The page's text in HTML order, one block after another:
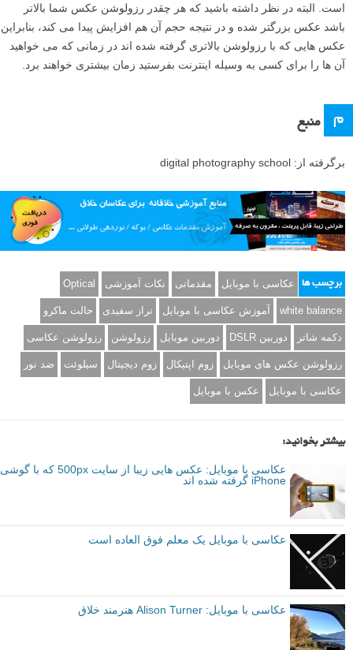
است. البته در نظر داشته باشید که هر چقدر رزولوشن عکس شما بالاتر
باشد عکس بزرگتر شده و در نتیجه حجم آن هم افزایش پیدا می کند، بنابراین
عکس هایی که با رزولوشن بالاتری گرفته شده اند در زمانی که می خواهید
آن ها را برای کسی به وسیله اینترنت بفرستید زمان بیشتری خواهند برد.
م منبع
برگرفته از: digital photography school
برچسب ها عکاسی با موبایل مقدماتی نکات آموزشی Optical
white balance آموزش عکاسی با موبایل تراز سفیدی حالت ماکرو
دکمه شاتر دوربین DSLR دوربین موبایل رزولوشن رزولوشن عکاسی
رزولوشن عکس های موبایل زوم اپتیکال زوم دیجیتال سیلوئت ضد نور
عکاسی با موبایل عکس با موبایل
بیشتر بخوانید:
عکاسی با موبایل: عکس هایی زیبا از سایت 500px که با گوشی
iPhone گرفته شده اند
عکاسی با موبایل یک معلم فوق العاده است
عکاسی با موبایل: Alison Turner هنرمند خلاق